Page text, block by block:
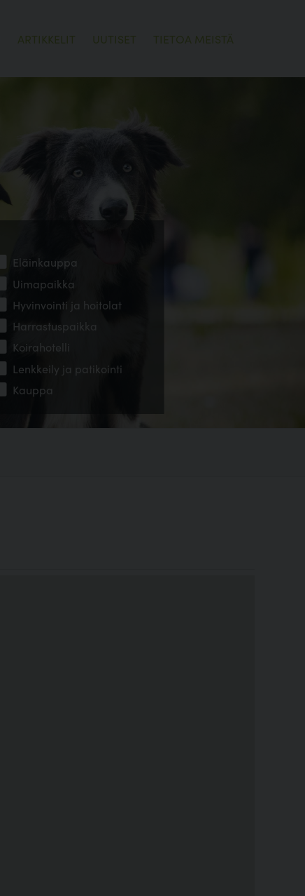
ARTIKKELIT UUTISET TIETOA MEISTÄ
Eläinkauppa
Uimapaikka
Hyvinvointi ja hoitolat
Harrastuspaikka
Koirahotelli
Lenkkeily ja patikointi
Kauppa